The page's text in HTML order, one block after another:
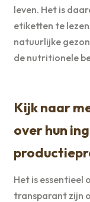
leven. Het is
etiketten te
natuurlijke
de nutritionele
Kijk naar
over hun
Het is essentieel
transparant zijn